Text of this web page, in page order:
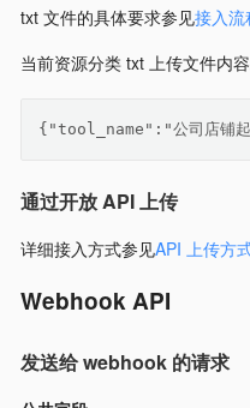
txt 文件的具体要求参见接入
当前资源分类 txt 上传文件内
{"tool_name":"公司店铺
通过开放 API 上传
详细接入方式参见API 上传方
Webhook API
发送给 webhook 的请求